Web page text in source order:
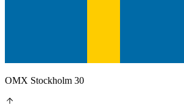
OMX Stockholm 30